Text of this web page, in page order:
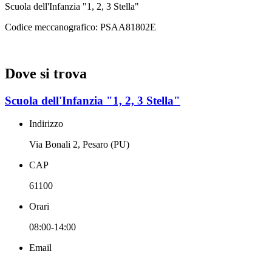
Scuola dell'Infanzia "1, 2, 3 Stella"
Codice meccanografico: PSAA81802E
Dove si trova
Scuola dell'Infanzia "1, 2, 3 Stella"
Indirizzo
Via Bonali 2, Pesaro (PU)
CAP
61100
Orari
08:00-14:00
Email